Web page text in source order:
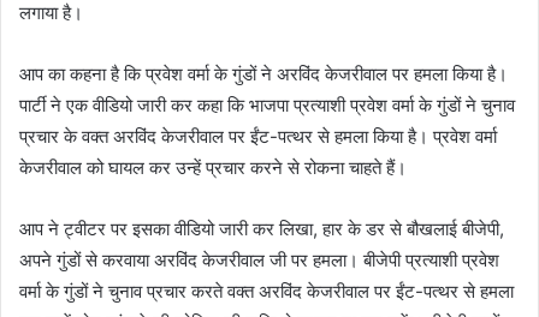
लगाया है।
आप का कहना है कि प्रवेश वर्मा के गुंडों ने अरविंद केजरीवाल पर हमला किया है।
पार्टी ने एक वीडियो जारी कर कहा कि भाजपा प्रत्याशी प्रवेश वर्मा के गुंडों ने चुनाव
प्रचार के वक्त अरविंद केजरीवाल पर ईंट-पत्थर से हमला किया है। प्रवेश वर्मा
केजरीवाल को घायल कर उन्हें प्रचार करने से रोकना चाहते हैं।
आप ने ट्वीटर पर इसका वीडियो जारी कर लिखा, हार के डर से बौखलाई बीजेपी,
अपने गुंडों से करवाया अरविंद केजरीवाल जी पर हमला। बीजेपी प्रत्याशी प्रवेश
वर्मा के गुंडों ने चुनाव प्रचार करते वक्त अरविंद केजरीवाल पर ईंट-पत्थर से हमला